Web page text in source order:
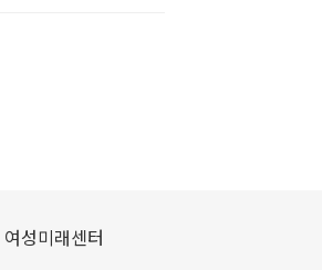
여성미래센터